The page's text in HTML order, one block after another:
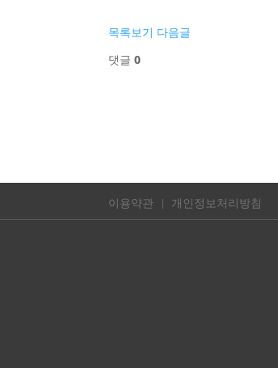
목록보기 다음글
댓글0
이용약관 개인정보처리방침